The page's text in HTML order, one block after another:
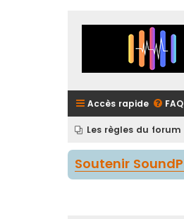
Accès rapide FAQ
Les règles du forum
Soutenir